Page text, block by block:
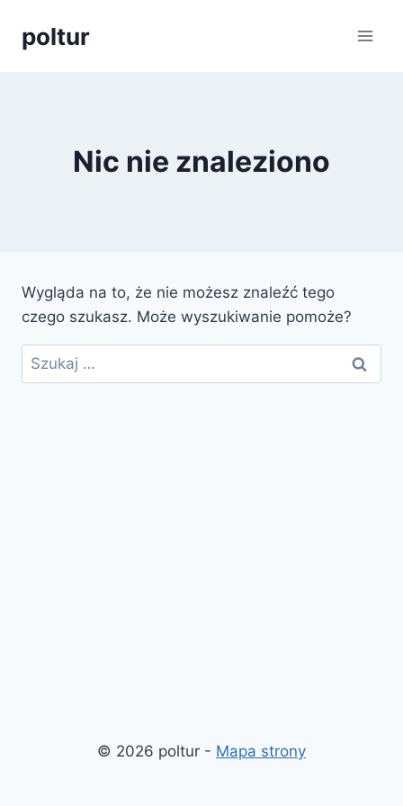
poltur
Nic nie znaleziono
Wygląda na to, że nie możesz znaleźć tego
czego szukasz. Może wyszukiwanie pomoże?
Szukaj:
© 2026 poltur - Mapa strony